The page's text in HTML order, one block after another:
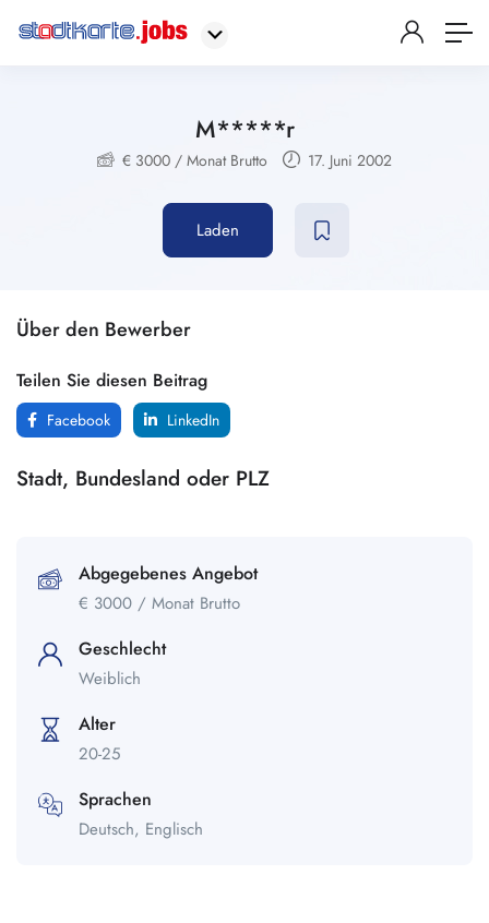
M*****r
€ 3000 / Monat Brutto 17. Juni 2002
Laden
Über den Bewerber
Teilen Sie diesen Beitrag
Facebook LinkedIn
Stadt, Bundesland oder PLZ
Abgegebenes Angebot
€ 3000 / Monat Brutto
Geschlecht
Weiblich
Alter
20-25
Sprachen
Deutsch, Englisch